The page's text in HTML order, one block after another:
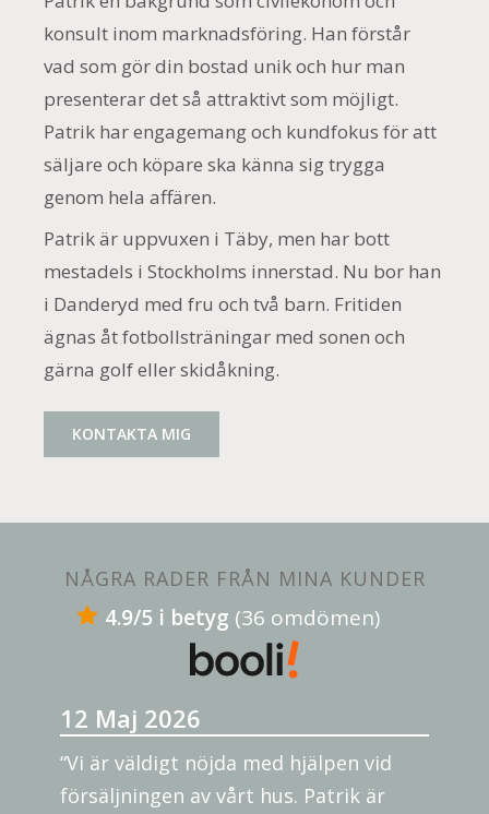
konsult inom marknadsföring. Han förstår
vad som gör din bostad unik och hur man
presenterar det så attraktivt som möjligt.
Patrik har engagemang och kundfokus för att
säljare och köpare ska känna sig trygga
genom hela affären.
Patrik är uppvuxen i Täby, men har bott
mestadels i Stockholms innerstad. Nu bor han
i Danderyd med fru och två barn. Fritiden
ägnas åt fotbollsträningar med sonen och
gärna golf eller skidåkning.
KONTAKTA MIG
NÅGRA RADER FRÅN MINA KUNDER
4.9/5 i betyg (36 omdömen)
12 Maj 2026
“Vi är väldigt nöjda med hjälpen vid
försäljningen av vårt hus. Patrik är